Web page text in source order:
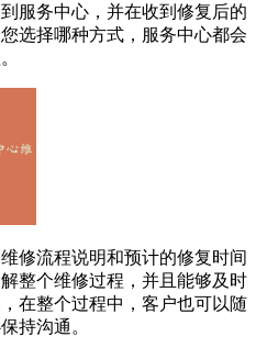
服务中心，并在收到修复后的
选择哪种方式，服务中心都会
修流程说明和预计的修复时间
整个维修过程，并且能够及时
在整个过程中，客户也可以随
持沟通。